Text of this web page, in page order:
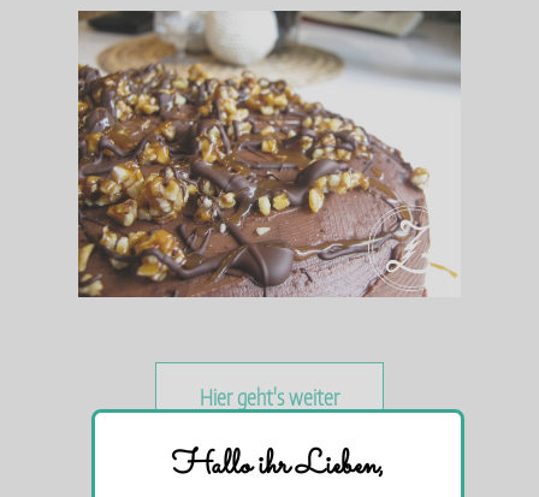
Hier geht's weiter
Hallo ihr Lieben,